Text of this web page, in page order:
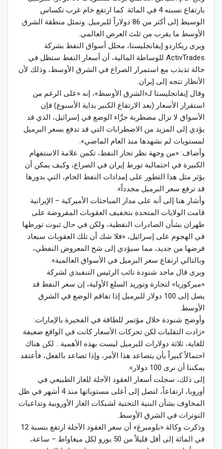
بارتفاع نسبته 4 في المائة. كما ارتفع خام غرب تكساس
الوسيط إلى أكثر من 86 دولاراً للبرميل. وتمثل منطقة الشرق
الأوسط ما يقرب من ثلث العرض العالمي.
ويرى ريكاردو إيفانجليستا، محلل أسواق النفط بشركة
ActivTrades للوساطة المالية، أن أسعار النفط ستظل في
حالة تذبذب مع استمرار الصراع في الشرق الأوسط، وذلك لأن
الأنظار تتجه إلى إيران.
وقال إيفانجليستا لـ«الشرق الأوسط»، إنه «على الرغم من
استقرار الأسعار (بعد الارتفاع الكبير بداية الأسبوع) فإن
الأسواق لا تزال مضطربة جرَّاء الوضع في إسرائيل، الذي قد
يؤدي إلى المزيد من الاضطرابات التي قد تدفع بسعر البرميل
لمستويات لم نشهدها منذ العام الماضي».
وأضاف: «من وجهة نظر تجار النفط، تكمن علامة الاستفهام
الكبيرة في احتمالية تورط إيران في الصراع، وكيف يمكن أن
يؤثر مثل هذا التطور على إمدادات النفط الخام، التي بدورها
قد ترفع سعر البرميل مجدداً».
وأشار هنا إلى أنه على مدار المباحثات الأميركية – الإيرانية
قامت الولايات المتحدة بتخفيف العقوبات المفروضة على
طهران بشأن الصادرات النفطية، ولكن في حال ثبوت تورطها
في الهجوم على إسرائيل، «فلا شك أن تلك العقوبات سيعاد
فرضها من جديد، مما سيؤدي إلى شح المعروض النفطي،
وبالتالي ارتفاع سعر البرميل في الأسواق العالمية».
ويرى قال ماجد شنودة نائب الرئيس التنفيذي لشركة
«ميركوريا» لتجارة وتوريد السلع الأولية، إن سعر النفط قد
يصل إلى 100 دولار للبرميل إذا تفاقم الوضع في الشرق
الأوسط.
وأوضح شنودة خلال مؤتمر للطاقة في الفجيرة بالإمارات:
«زادت التقلبات لكن تحركات الأسعار كانت في الواقع ضعيفة
للغاية، ثلاثة دولارات للبرميل ليست بهذه الأهمية… لكن هناك
احتمالاً كبيراً بأن يتصاعد هذا الأمر، وإذا تصاعد بالفعل، فأعتقد
يمكننا أن نرى 100 دولار».
إلى ذلك، سجلت أسعار العقود الآجلة للغاز الطبيعي في
أوروبا، ارتفاعاً، لتصل إلى أعلى مستوياتها منذ 4 أشهر في ظل
المخاوف بشأن البنية التحتية لشبكات الغاز الأوروبية وتداعيات
التوترات في الشرق الأوسط.
وذكرت وكالة «بلومبرغ» أن سعر العقود الآجلة ارتفع بنسبة 12
في المائة إلى أقل قليلاً من 50 يورو لكل ميغاواط – ساعة،